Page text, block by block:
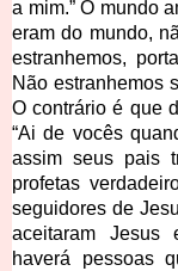
a mim.” O mundo
eram do mundo,
estranhemos,
Não estranhemos
O contrário é que
“Ai de vocês
assim seus pais
profetas
seguidores de
aceitaram Jesus
haverá pessoas